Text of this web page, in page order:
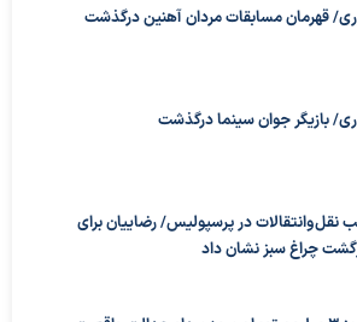
قهرمان مسابقات مردان آهنین درگذشت
بازیگر جوان سینما درگذشت
نقل‌وانتقالات در پرسپولیس/ رضاییان برای
چراغ سبز نشان داد